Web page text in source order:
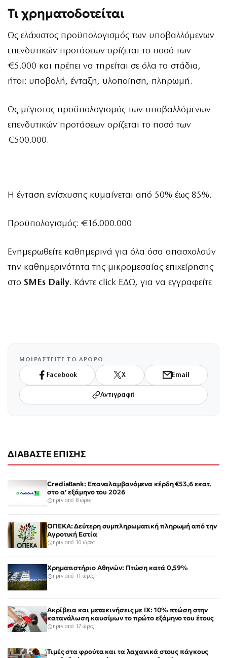
Τι χρηματοδοτείται
Ως ελάχιστος προϋπολογισμός των υποβαλλόμενων
επενδυτικών προτάσεων ορίζεται το ποσό των
€5.000 και πρέπει να τηρείται σε όλα τα στάδια,
ήτοι: υποβολή, ένταξη, υλοποίηση, πληρωμή.
Ως μέγιστος προϋπολογισμός των υποβαλλόμενων
επενδυτικών προτάσεων ορίζεται το ποσό των
€500.000.
Η ένταση ενίσχυσης κυμαίνεται από 50% έως 85%.
Προϋπολογισμός: €16.000.000
Ενημερωθείτε καθημερινά για όλα όσα απασχολούν
την καθημερινότητα της μικρομεσαίας επιχείρησης
στο SMEs Daily. Κάντε click ΕΔΩ, για να εγγραφείτε
ΜΟΙΡΑΣΤΕΙΤΕ ΤΟ ΑΡΘΡΟ
Facebook X Email
Αντιγραφή
ΔΙΑΒΑΣΤΕ ΕΠΙΣΗΣ
CrediaBank: Επαναλαμβανόμενα κέρδη €53,6 εκατ.
στο α’ εξάμηνο του 2026
πριν από 8 ώρες
ΟΠΕΚΑ: Δεύτερη συμπληρωματική πληρωμή από την
Αγροτική Εστία
πριν από 10 ώρες
Χρηματιστήριο Αθηνών: Πτώση κατά 0,59%
πριν από 11 ώρες
Ακρίβεια και μετακινήσεις με ΙΧ: 10% πτώση στην
κατανάλωση καυσίμων το πρώτο εξάμηνο του έτους
πριν από 17 ώρες
Τιμές στα φρούτα και τα λαχανικά στους πάγκους